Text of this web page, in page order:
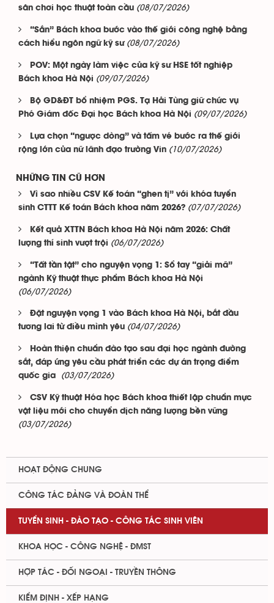
sân chơi học thuật toàn cầu (08/07/2026)
“Sắn” Bách khoa bước vào thế giới công nghệ bằng
cách hiểu ngôn ngữ kỹ sư (08/07/2026)
POV: Một ngày làm việc của kỹ sư HSE tốt nghiệp
Bách khoa Hà Nội (09/07/2026)
Bộ GD&ĐT bổ nhiệm PGS. Tạ Hải Tùng giữ chức vụ
Phó Giám đốc Đại học Bách khoa Hà Nội (09/07/2026)
Lựa chọn “ngược dòng” và tấm vé bước ra thế giới
rộng lớn của nữ lãnh đạo trường Vin (10/07/2026)
NHỮNG TIN CŨ HƠN
Vì sao nhiều CSV Kế toán “ghen tị” với khóa tuyển
sinh CTTT Kế toán Bách khoa năm 2026? (07/07/2026)
Kết quả XTTN Bách khoa Hà Nội năm 2026: Chất
lượng thí sinh vượt trội (06/07/2026)
“Tất tần tật” cho nguyện vọng 1: Sổ tay “giải mã”
ngành Kỹ thuật thực phẩm Bách khoa Hà Nội
(06/07/2026)
Đặt nguyện vọng 1 vào Bách khoa Hà Nội, bắt đầu
tương lai từ điều mình yêu (04/07/2026)
Hoàn thiện chuẩn đào tạo sau đại học ngành đường
sắt, đáp ứng yêu cầu phát triển các dự án trọng điểm
quốc gia
(03/07/2026)
CSV Kỹ thuật Hóa học Bách khoa thiết lập chuẩn mực
vật liệu mới cho chuyển dịch năng lượng bền vững
(03/07/2026)
HOẠT ĐỘNG CHUNG
CÔNG TÁC ĐẢNG VÀ ĐOÀN THỂ
TUYỂN SINH - ĐÀO TẠO - CÔNG TÁC SINH VIÊN
KHOA HỌC - CÔNG NGHỆ - ĐMST
HỢP TÁC - ĐỐI NGOẠI - TRUYỀN THÔNG
KIỂM ĐỊNH - XẾP HẠNG